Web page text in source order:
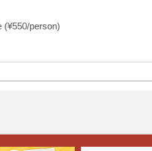
(¥550/person)